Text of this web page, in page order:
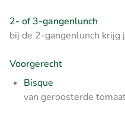
2- of 3-gangenlunch
bij de 2-gangenlunch krijg
Voorgerecht
Bisque
van geroosterde